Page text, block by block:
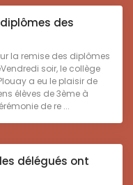
des
la remise des diplômes
soir, le collège
a eu le plaisir de
élèves de 3ème à
de re ...
délégués ont